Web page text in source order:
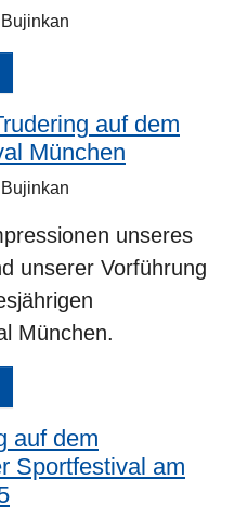
Bujinkan
auf dem
München
Bujinkan
unseres
unserer Vorführung
München.
auf dem
Sportfestival am